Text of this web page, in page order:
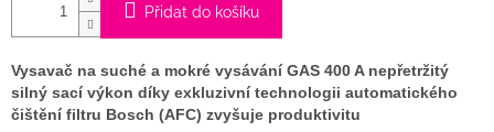
Přidat do košíku
Vysavač na suché a mokré vysávání GAS 400 A nepřetržitý
silný sací výkon díky exkluzivní technologii automatického
čištění filtru Bosch (AFC) zvyšuje produktivitu